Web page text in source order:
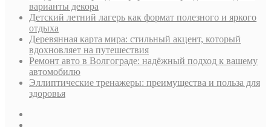
варианты декора
Детский летний лагерь как формат полезного и яркого
отдыха
Деревянная карта мира: стильный акцент, который
вдохновляет на путешествия
Ремонт авто в Волгограде: надёжный подход к вашему
автомобилю
Эллиптические тренажеры: преимущества и польза для
здоровья